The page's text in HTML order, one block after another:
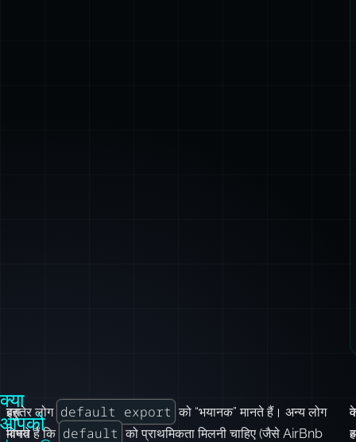
क्या
आपको
इस
विषय
बहुतेर लोग default export को “भयानक” मानते हैं। अन्य लोग
मानते हैं कि default को प्राथमिकता मिलनी चाहिए (जैसे AirBnb
वे